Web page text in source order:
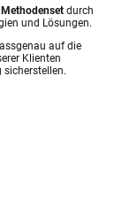
Methodenset durch
und Lösungen.
auf die
Klienten